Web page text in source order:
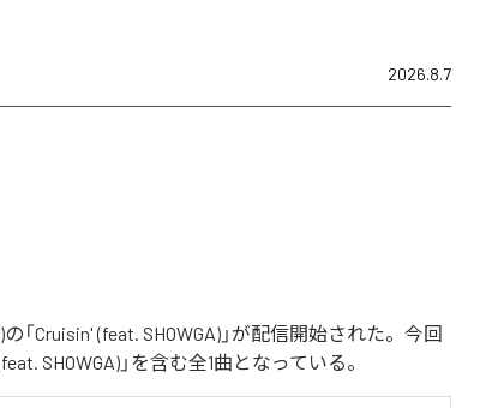
2026.8.7
「Cruisin' (feat. SHOWGA)」が配信開始された。今回
SHOWGA)」を含む全1曲となっている。